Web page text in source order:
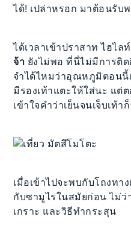
ได้! เปล่าหรอก มาต้อนรับ
ได้เวลาเข้าปราสาท ไฮไล
จ้า ยังไม่พอ ที่นี่ไม่มีการติด
จำได้ไหมว่าอุณหภูมิตอนนี้
มีรองเท้าแตะให้ใส่นะ แต่
เข้าใจคำว่าเย็นจนเจ็บเท้า
เมื่อเข้าไปจะพบกับโถงทา
กับซามูไรในสมัยก่อน ไม่ว่
เกราะ และวิธีทำกระสุน